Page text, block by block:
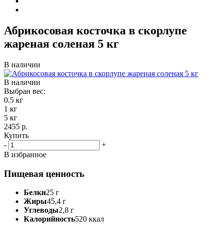
Абрикосовая косточка в скорлупе
жареная соленая 5 кг
В наличии
В наличии
Выбран вес:
0.5 кг
1 кг
5 кг
2455 р.
Купить
-
+
В избранное
Пищевая ценность
Белки25 г
Жиры45,4 г
Углеводы2,8 г
Калорийность520 ккал